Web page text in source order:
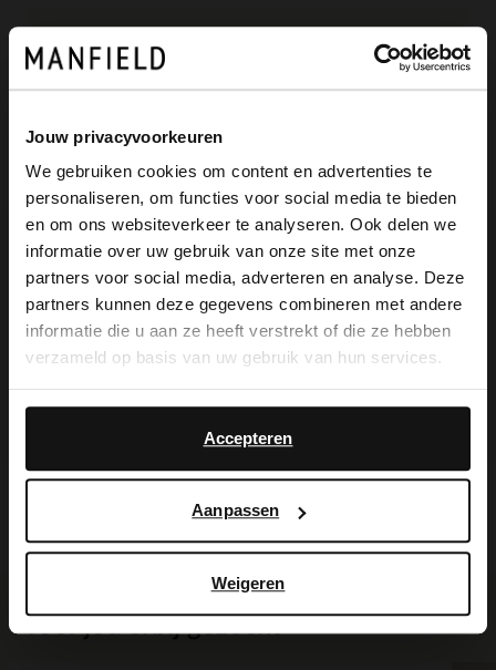
Jouw privacyvoorkeuren
We gebruiken cookies om content en advertenties te
personaliseren, om functies voor social media te bieden
en om ons websiteverkeer te analyseren. Ook delen we
informatie over uw gebruik van onze site met onze
partners voor social media, adverteren en analyse. Deze
partners kunnen deze gegevens combineren met andere
informatie die u aan ze heeft verstrekt of die ze hebben
verzameld op basis van uw gebruik van hun services.
Accepteren
Aanpassen
Weigeren
Voor jou erbij gezocht
Beige suède sandalen met hak van
op de voorvoet, gespsluiting rondom de
enkels en rechte hak van 7 cm. We
adviseren als verzorging en bescherming
de suède/nubuck spray in transparant.
Bezorgen & retour
×
View this website in English?
It looks like your language isn't Dutch. Would
you like to switch to English?
English